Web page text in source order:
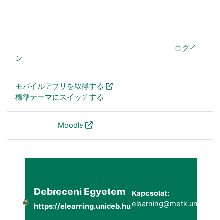
ログイ
ン
モバイルアプリを取得する
標準テーマにスイッチする
Moodle
Debreceni Egyetem
https://elearning.unideb.hu
Kapcsolat: